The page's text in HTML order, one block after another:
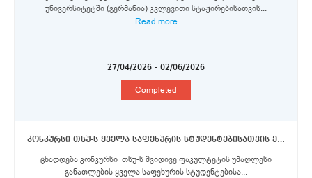
უნივერსიტეტში (გერმანია) კვლევითი სტაჟირებისათვის...
Read more
27/04/2026 - 02/06/2026
Completed
კონკურსი თსუ-ს ყველა საფეხურის სტუდენტებისათვის ერაზმუს+, ორმხრივი თანამშრომლობისა და DAAD-ს აღმოსავლეთ პარტნიორობის პროგრამების სტიპენდიების მოსაპოვებლად
ცხადდება კონკურსი თსუ-ს შვიდივე ფაკულტეტის უმაღლესი
განათლების ყველა საფეხურის სტუდენტებისა...